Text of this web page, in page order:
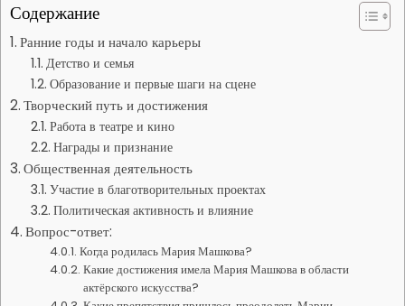
Содержание
Ранние годы и начало карьеры
Детство и семья
Образование и первые шаги на сцене
Творческий путь и достижения
Работа в театре и кино
Награды и признание
Общественная деятельность
Участие в благотворительных проектах
Политическая активность и влияние
Вопрос-ответ:
Когда родилась Мария Машкова?
Какие достижения имела Мария Машкова в области
актёрского искусства?